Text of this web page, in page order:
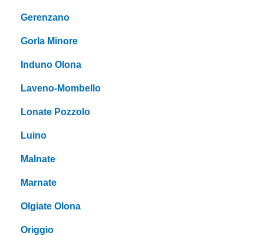
Gerenzano
Gorla Minore
Induno Olona
Laveno-Mombello
Lonate Pozzolo
Luino
Malnate
Marnate
Olgiate Olona
Origgio